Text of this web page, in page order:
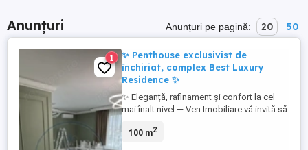
Anunțuri Anunțuri pe pagină: 20 50
1
✨ Penthouse exclusivist de
închiriat, complex Best Luxury
Residence ✨
✨ Eleganță, rafinament și confort la cel
mai înalt nivel — Ven Imobiliare vă invită să
situat în prestigiosul complex Best Luxury
100 m2